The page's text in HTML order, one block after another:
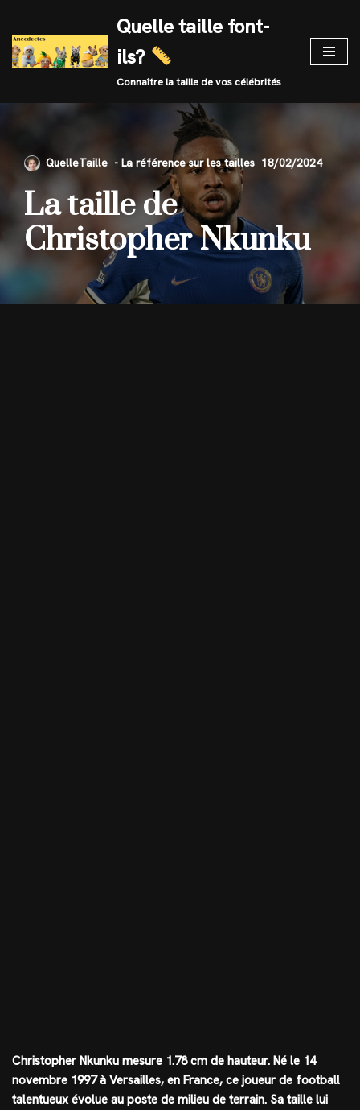
Skip
to
Quelle taille font-
ils?
Connaître la taille de vos célébrités
QuelleTaille 18/02/2024
La taille de
Christopher Nkunku
Christopher Nkunku mesure 1.78 cm de hauteur. Né le 14
novembre 1997 à Versailles, en France, ce joueur de football
talentueux évolue au poste de milieu de terrain. Sa taille lui